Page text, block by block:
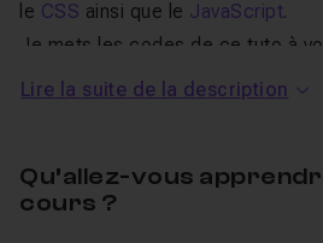
le CSS ainsi que le JavaScript.
Je mets les codes de ce tuto à
Je reste disponible dans le
UnQCMvous sera proposé en fin
permettra de
Lire la suite de la description
Qu’allez-vous
cours ?